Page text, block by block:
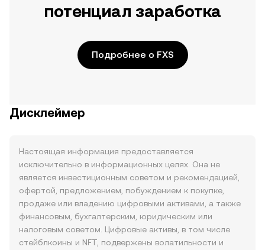
потенциал заработка
Подробнее о FXS
Дисклеймер
Настоящая информация предоставляется
исключительно в информационных целях. Она не
является инвестиционным советом и рекомендацией,
офертой, предложением, побуждением к покупке,
продаже или владению цифровыми активами, а также
финансовым, бухгалтерским, юридическим или
налоговым советом. Цифровые активы, в том числе
стейблкоины и NFT, подвержены волатильности и